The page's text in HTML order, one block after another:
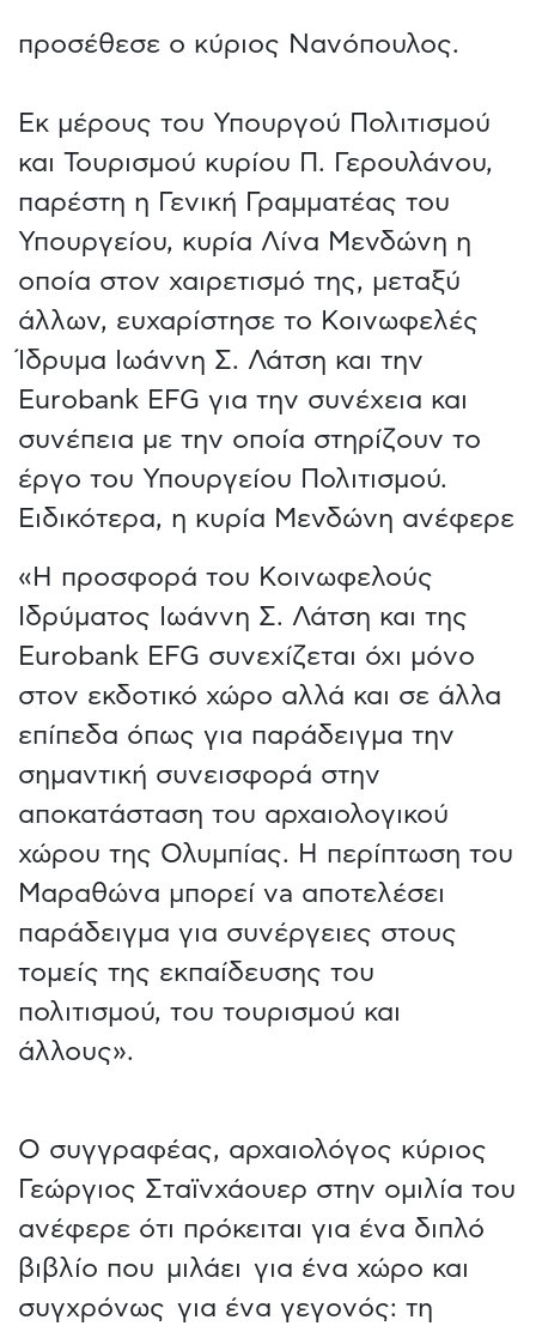
προσέθεσε ο κύριος Νανόπουλος.
Εκ μέρους του Υπουργού Πολιτισμού
και Τουρισμού κυρίου Π. Γερουλάνου,
παρέστη η Γενική Γραμματέας του
Υπουργείου, κυρία Λίνα Μενδώνη η
οποία στον χαιρετισμό της, μεταξύ
άλλων, ευχαρίστησε το Κοινωφελές
Ίδρυμα Ιωάννη Σ. Λάτση και την
Eurobank EFG για την συνέχεια και
συνέπεια με την οποία στηρίζουν το
έργο του Υπουργείου Πολιτισμού.
Ειδικότερα, η κυρία Μενδώνη ανέφερε
«Η προσφορά του Κοινωφελούς
Ιδρύματος Ιωάννη Σ. Λάτση και της
Eurobank EFG συνεχίζεται όχι μόνο
στον εκδοτικό χώρο αλλά και σε άλλα
επίπεδα όπως για παράδειγμα την
σημαντική συνεισφορά στην
αποκατάσταση του αρχαιολογικού
χώρου της Ολυμπίας. Η περίπτωση του
Μαραθώνα μπορεί νa αποτελέσει
παράδειγμα για συνέργειες στους
τομείς της εκπαίδευσης του
πολιτισμού, του τουρισμού και
άλλους».
Ο συγγραφέας, αρχαιολόγος κύριος
Γεώργιος Σταϊνχάουερ στην ομιλία του
ανέφερε ότι πρόκειται για ένα διπλό
βιβλίο που μιλάει για ένα χώρο και
συγχρόνως για ένα γεγονός: τη